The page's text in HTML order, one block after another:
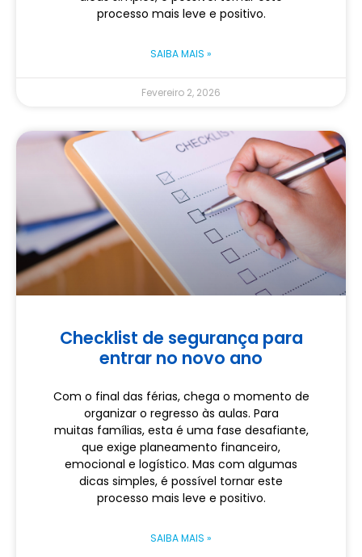
processo mais leve e positivo.
SAIBA MAIS »
Fevereiro 2, 2026
Checklist de segurança para
entrar no novo ano
Com o final das férias, chega o momento de
organizar o regresso às aulas. Para
muitas famílias, esta é uma fase desafiante,
que exige planeamento financeiro,
emocional e logístico. Mas com algumas
dicas simples, é possível tornar este
processo mais leve e positivo.
SAIBA MAIS »